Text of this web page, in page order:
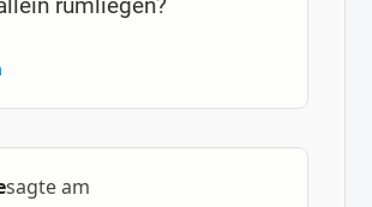
rumliegen?
sagte am